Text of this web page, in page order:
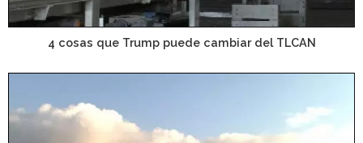
4 cosas que Trump puede cambiar del TLCAN